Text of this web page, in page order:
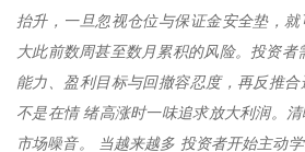
抬升，一旦忽视仓位与保证金安全垫，
大此前数周甚至数月累积的风险。投资
能力、盈利目标与回撤容忍度，再反推
不是在情 绪高涨时一味追求放大利润。
市场噪音。 当越来越多 投资者开始主动